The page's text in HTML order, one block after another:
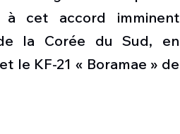
cet accord imminent
la Corée du Sud, en
le KF-21 « Boramae » de